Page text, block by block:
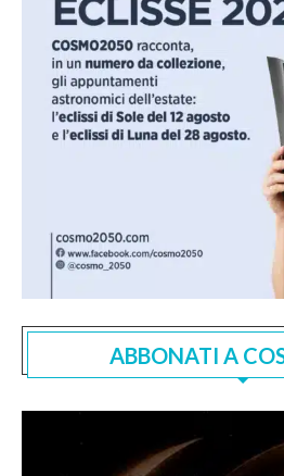
ABBONATI A